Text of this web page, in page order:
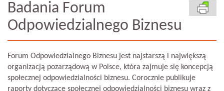
Badania Forum
Odpowiedzialnego Biznesu
Forum Odpowiedzialnego Biznesu jest najstarszą i największą
organizacją pozarządową w Polsce, która zajmuje się koncepcją
społecznej odpowiedzialności biznesu. Corocznie publikuje
raporty dotyczące społecznej odpowiedzialności biznesu wraz z